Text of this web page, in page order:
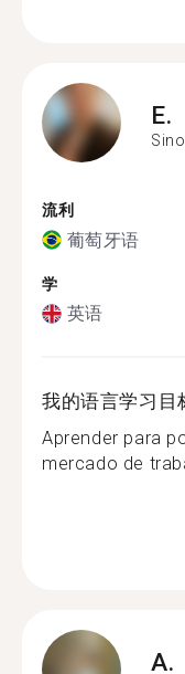
E.
流利
葡萄牙语
学
英语
我的语言学习目
Aprender para
mercado de
A.